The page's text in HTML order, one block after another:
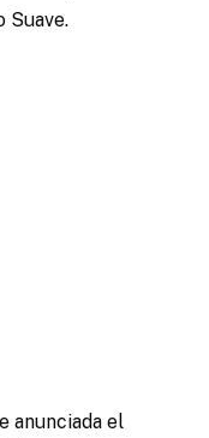
Suave.
anunciada el